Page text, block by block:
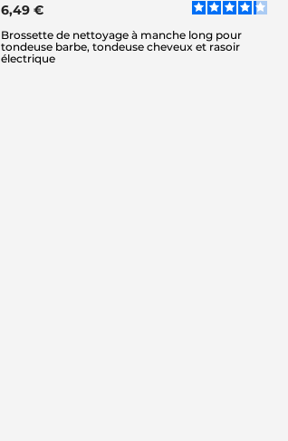
6,49 €
Brossette de nettoyage à manche long pour
tondeuse barbe, tondeuse cheveux et rasoir
électrique